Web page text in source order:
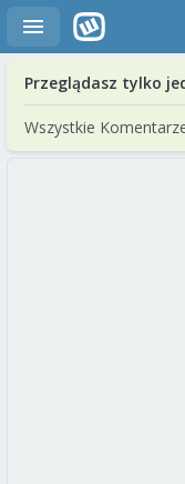
Przeglądasz tylko
Wszystkie